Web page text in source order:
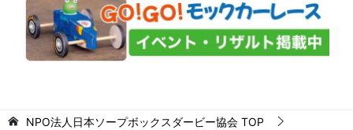
NPO法人日本ソープボックスダービー協会 TOP